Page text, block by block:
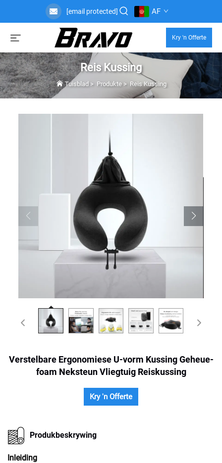
[email protected] AF
Kry 'n Offerte
Reis Kussing
Tuisblad> Produkte> Reis Kussing
Verstelbare Ergonomiese U-vorm Kussing Geheue-
foam Neksteun Vliegtuig Reiskussing
Kry 'n Offerte
Produkbeskrywing
Inleiding